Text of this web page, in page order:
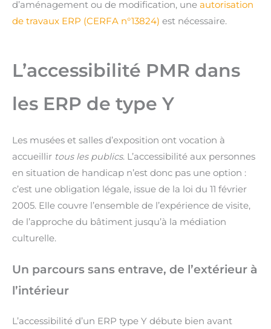
d’aménagement ou de modification, une autorisation
de travaux ERP (CERFA n°13824) est nécessaire.
L’accessibilité PMR dans
les ERP de type Y
Les musées et salles d’exposition ont vocation à
accueillir tous les publics. L’accessibilité aux personnes
en situation de handicap n’est donc pas une option :
c’est une obligation légale, issue de la loi du 11 février
2005. Elle couvre l’ensemble de l’expérience de visite,
de l’approche du bâtiment jusqu’à la médiation
culturelle.
Un parcours sans entrave, de l’extérieur à
l’intérieur
L’accessibilité d’un ERP type Y débute bien avant